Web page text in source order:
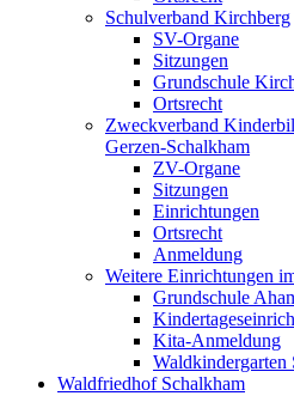
Schulverband Kirchberg
SV-Organe
Sitzungen
Grundschule
Ortsrecht
Zweckverband
Gerzen-Schalkham
ZV-Organe
Sitzungen
Einrichtungen
Ortsrecht
Anmeldung
Weitere Einrichtungen
Grundschule
Kita-Anmeldung
Waldkindergarten
Waldfriedhof Schalkham